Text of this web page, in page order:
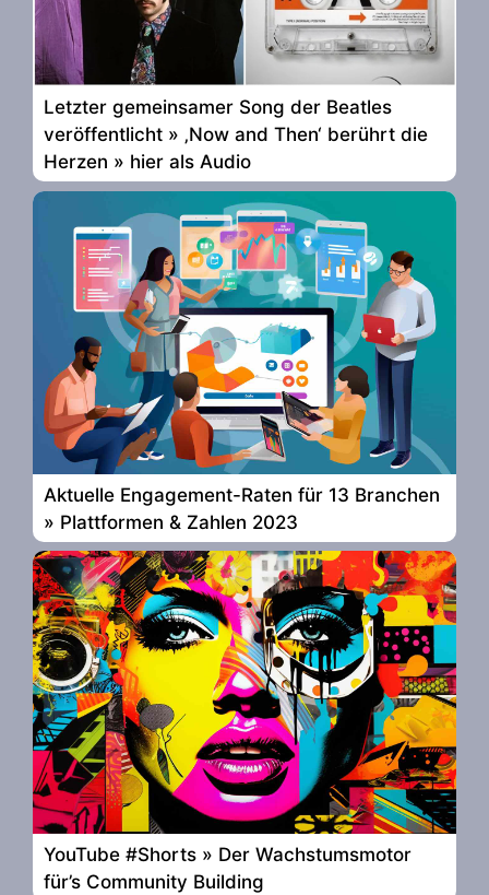
Letzter gemeinsamer Song der Beatles
veröffentlicht » ‚Now and Then‘ berührt die
Herzen » hier als Audio
Aktuelle Engagement-Raten für 13 Branchen
» Plattformen & Zahlen 2023
YouTube #Shorts » Der Wachstumsmotor
für’s Community Building